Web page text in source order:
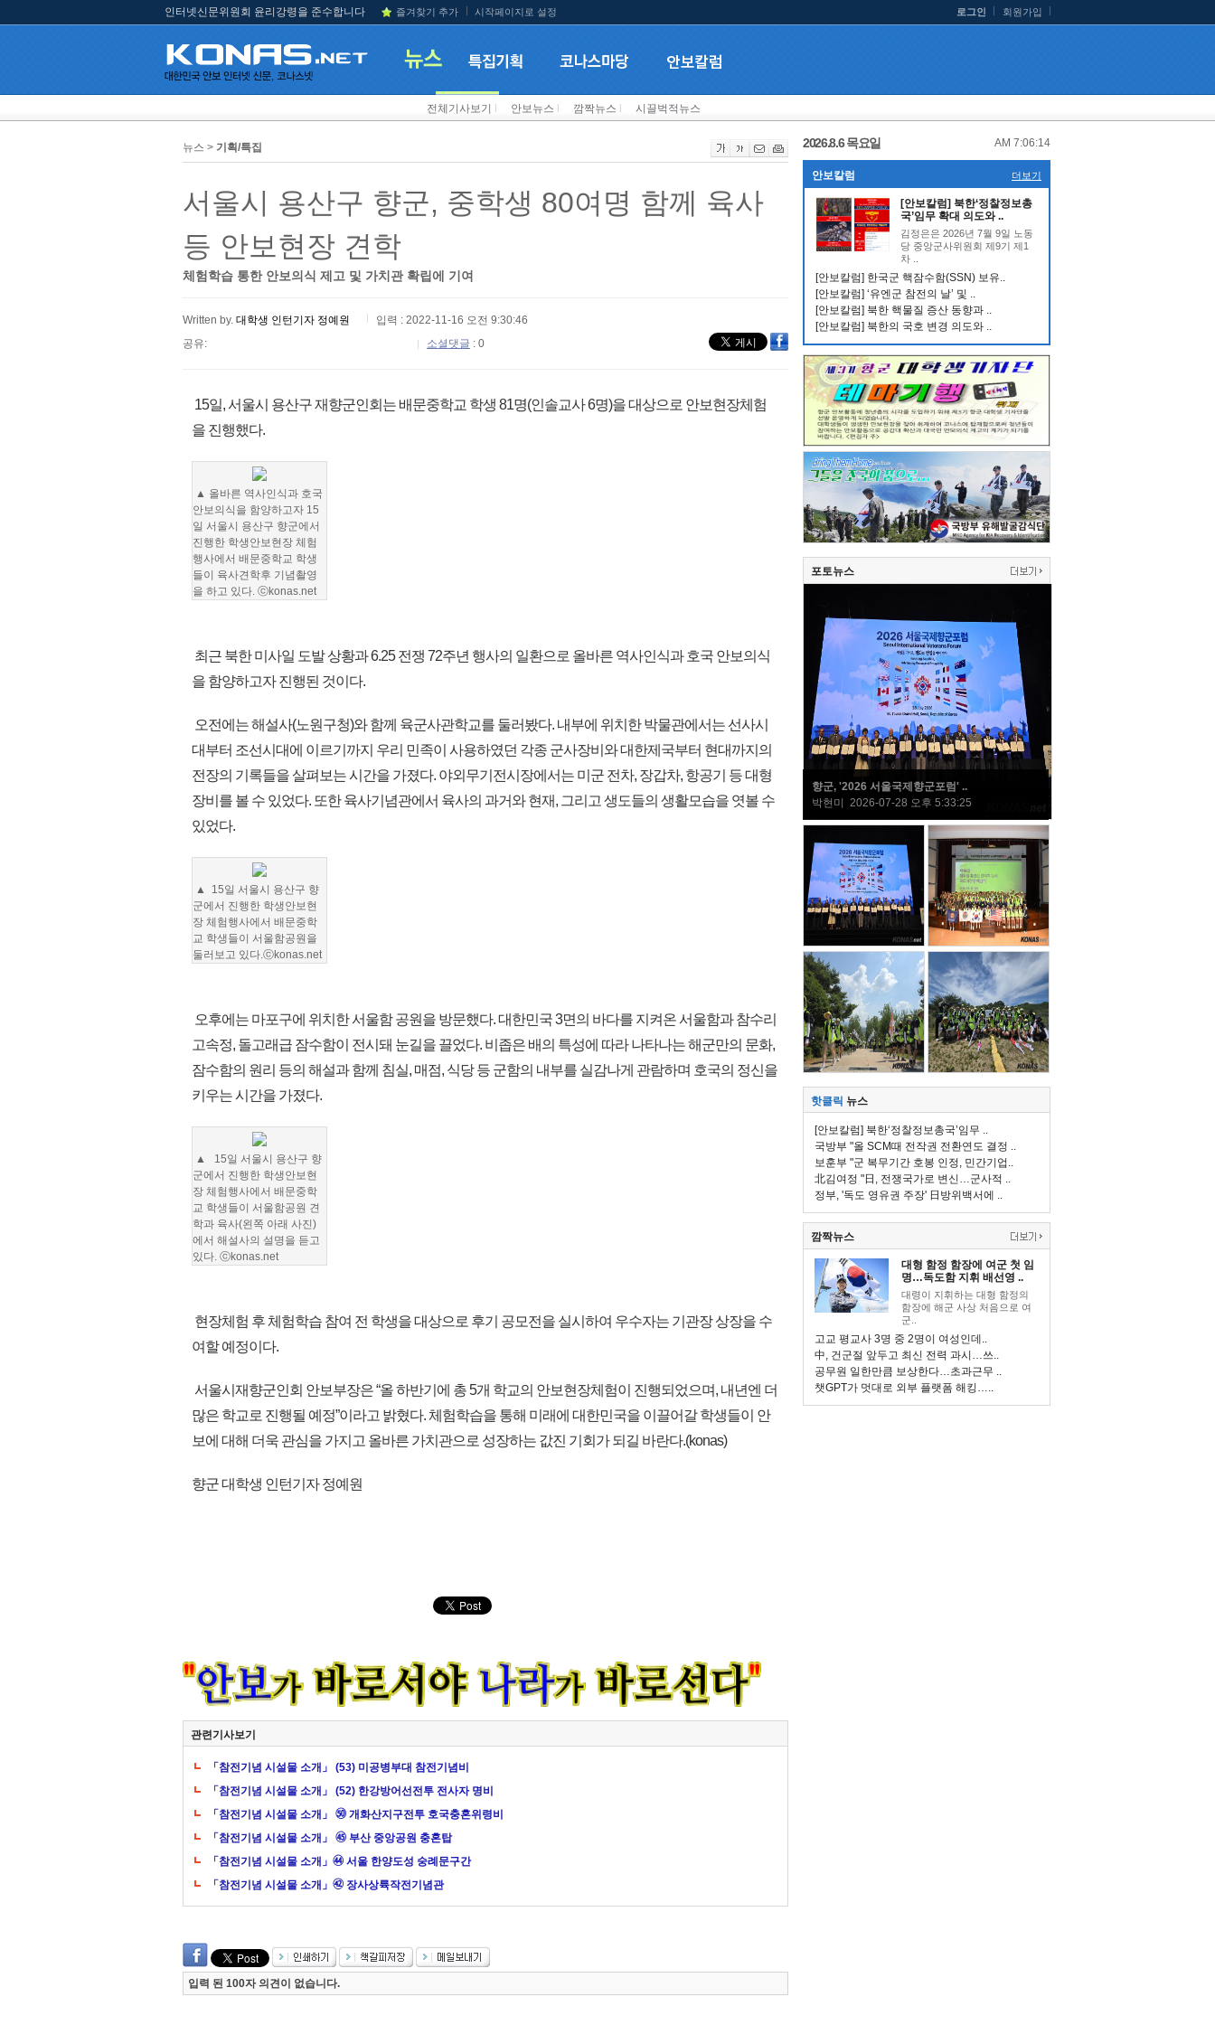
인터넷신문위원회 윤리강령을 준수합니다 즐겨찾기 추가 시작페이지로 설정 로그인 회원가입
전체기사보기 안보뉴스 깜짝뉴스 시끌벅적뉴스
뉴스 > 기획/특집
서울시 용산구 향군, 중학생 80여명 함께 육사
등 안보현장 견학
체험학습 통한 안보의식 제고 및 가치관 확립에 기여
Written by. 대학생 인턴기자 정예원
입력 : 2022-11-16 오전 9:30:46
공유:
소셜댓글 : 0
15일, 서울시 용산구 재향군인회는 배문중학교 학생 81명(인솔교사 6명)을 대상으로 안보현장체험
을 진행했다.
▲ 올바른 역사인식과 호국
안보의식을 함양하고자 15
일 서울시 용산구 향군에서
진행한 학생안보현장 체험
행사에서 배문중학교 학생
들이 육사견학후 기념촬영
을 하고 있다. ⓒkonas.net
최근 북한 미사일 도발 상황과 6.25 전쟁 72주년 행사의 일환으로 올바른 역사인식과 호국 안보의식
을 함양하고자 진행된 것이다.
오전에는 해설사(노원구청)와 함께 육군사관학교를 둘러봤다. 내부에 위치한 박물관에서는 선사시
대부터 조선시대에 이르기까지 우리 민족이 사용하였던 각종 군사장비와 대한제국부터 현대까지의
전장의 기록들을 살펴보는 시간을 가졌다. 야외무기전시장에서는 미군 전차, 장갑차, 항공기 등 대형
장비를 볼 수 있었다. 또한 육사기념관에서 육사의 과거와 현재, 그리고 생도들의 생활모습을 엿볼 수
있었다.
▲
15일 서울시 용산구 향
군에서 진행한 학생안보현
장 체험행사에서 배문중학
교 학생들이 서울함공원을
둘러보고 있다.ⓒkonas.net
오후에는 마포구에 위치한 서울함 공원을 방문했다. 대한민국 3면의 바다를 지켜온 서울함과 참수리
고속정, 돌고래급 잠수함이 전시돼 눈길을 끌었다. 비좁은 배의 특성에 따라 나타나는 해군만의 문화,
잠수함의 원리 등의 해설과 함께 침실, 매점, 식당 등 군함의 내부를 실감나게 관람하며 호국의 정신을
키우는 시간을 가졌다.
▲
15일 서울시 용산구 향
군에서 진행한 학생안보현
장 체험행사에서 배문중학
교 학생들이 서울함공원 견
학과 육사(왼쪽 아래 사진)
에서 해설사의 설명을 듣고
있다. ⓒkonas.net
현장체험 후 체험학습 참여 전 학생을 대상으로 후기 공모전을 실시하여 우수자는 기관장 상장을 수
여할 예정이다.
서울시재향군인회 안보부장은 “올 하반기에 총 5개 학교의 안보현장체험이 진행되었으며, 내년엔 더
많은 학교로 진행될 예정”이라고 밝혔다. 체험학습을 통해 미래에 대한민국을 이끌어갈 학생들이 안
보에 대해 더욱 관심을 가지고 올바른 가치관으로 성장하는 값진 기회가 되길 바란다.(konas)
향군 대학생 인턴기자 정예원
관련기사보기
「참전기념 시설물 소개」 (53) 미공병부대 참전기념비
「참전기념 시설물 소개」 (52) 한강방어선전투 전사자 명비
「참전기념 시설물 소개」 ㊿ 개화산지구전투 호국충혼위령비
「참전기념 시설물 소개」 ㊺ 부산 중앙공원 충혼탑
「참전기념 시설물 소개」㊹ 서울 한양도성 숭례문구간
「참전기념 시설물 소개」㊷ 장사상륙작전기념관
입력 된 100자 의견이 없습니다.
2026.8.6 목요일 AM 7:06:14
안보칼럼 더보기
[안보칼럼] 북한‘정찰정보총
국’임무 확대 의도와 ..
김정은은 2026년 7월 9일 노동
당 중앙군사위원회 제9기 제1
차 ..
[안보칼럼] 한국군 핵잠수함(SSN) 보유..
[안보칼럼] ‘유엔군 참전의 날’ 및 ..
[안보칼럼] 북한 핵물질 증산 동향과 ..
[안보칼럼] 북한의 국호 변경 의도와 ..
포토뉴스
향군, '2026 서울국제향군포럼' ..
박현미 2026-07-28 오후 5:33:25
핫클릭 뉴스
[안보칼럼] 북한‘정찰정보총국’임무 ..
국방부 "올 SCM때 전작권 전환연도 결정 ..
보훈부 "군 복무기간 호봉 인정, 민간기업..
北김여정 "日, 전쟁국가로 변신…군사적 ..
정부, '독도 영유권 주장' 日방위백서에 ..
깜짝뉴스
대형 함정 함장에 여군 첫 임
명…독도함 지휘 배선영 ..
대령이 지휘하는 대형 함정의
함장에 해군 사상 처음으로 여
군..
고교 평교사 3명 중 2명이 여성인데..
中, 건군절 앞두고 최신 전력 과시…쓰..
공무원 일한만큼 보상한다…초과근무 ..
챗GPT가 멋대로 외부 플랫폼 해킹…..